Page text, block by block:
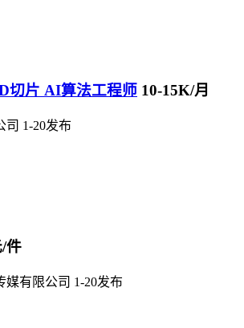
切片 AI算法工程师 10-15K/月
司 1-20发布
件
媒有限公司 1-20发布